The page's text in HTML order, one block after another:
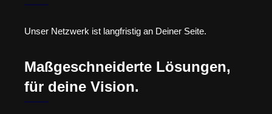
Unser Netzwerk ist langfristig an Deiner Seite.
Maßgeschneiderte Lösungen,
für deine Vision.